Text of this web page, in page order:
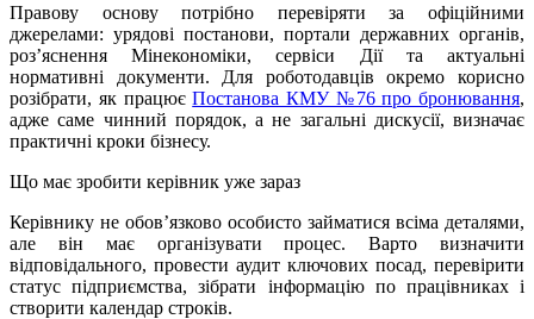
Правову основу потрібно перевіряти за офіційними
джерелами: урядові постанови, портали державних органів,
роз’яснення Мінекономіки, сервіси Дії та актуальні
нормативні документи. Для роботодавців окремо корисно
розібрати, як працюєПостанова КМУ №76 про бронювання,
адже саме чинний порядок, а не загальні дискусії, визначає
практичні кроки бізнесу.
Що має зробити керівник уже зараз
Керівнику не обов’язково особисто займатися всіма деталями,
але він має організувати процес. Варто визначити
відповідального, провести аудит ключових посад, перевірити
статус підприємства, зібрати інформацію по працівниках і
створити календар строків.